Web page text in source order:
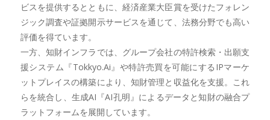
ビスを提供するとともに、経済産業大臣賞を受けたフォレン
ジック調査や証拠開示サービスを通じて、法務分野でも高い
評価を得ています。
一方、知財インフラでは、グループ会社の特許検索・出願支
援システム『Tokkyo.Ai』や特許売買を可能にするIPマーケ
ットプレイスの構築により、知財管理と収益化を支援。これ
らを統合し、生成AI『AI孔明』によるデータと知財の融合プ
ラットフォームを展開しています。